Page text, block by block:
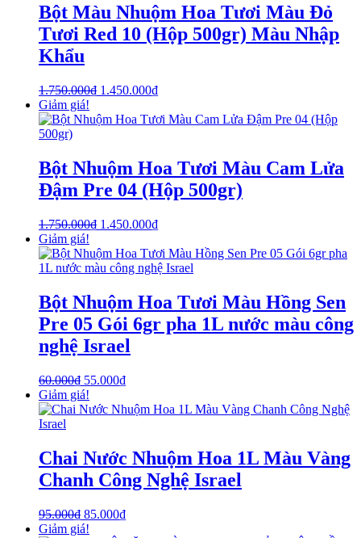
Bột Màu Nhuộm Hoa Tươi Màu Đỏ
Tươi Red 10 (Hộp 500gr) Màu Nhập
Khẩu
1.750.000₫ 1.450.000₫
Giảm giá!
Bột Nhuộm Hoa Tươi Màu Cam Lửa
Đậm Pre 04 (Hộp 500gr)
1.750.000₫ 1.450.000₫
Giảm giá!
Bột Nhuộm Hoa Tươi Màu Hồng Sen
Pre 05 Gói 6gr pha 1L nước màu công
nghệ Israel
60.000₫ 55.000₫
Giảm giá!
Chai Nước Nhuộm Hoa 1L Màu Vàng
Chanh Công Nghệ Israel
95.000₫ 85.000₫
Giảm giá!